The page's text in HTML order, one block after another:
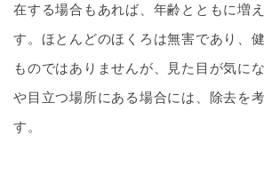
在する場合もあれば、年齢とともに増
す。ほとんどのほくろは無害であり、
ものではありませんが、見た目が気に
や目立つ場所にある場合には、除去を
す。